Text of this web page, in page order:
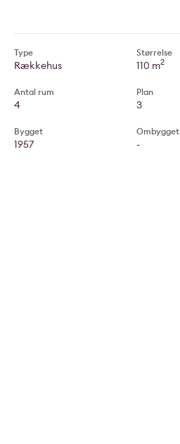
Type
Rækkehus
Antal rum
4
Bygget
1957
Størrelse
110 m2
Plan
3
Ombygget
-